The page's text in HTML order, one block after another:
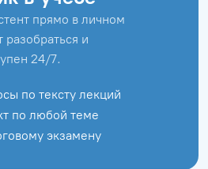
прямо в личном
разобраться и
24/7.
по тексту лекций
по любой теме
экзамену